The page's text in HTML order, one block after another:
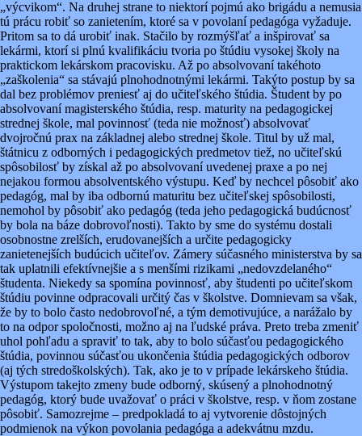
„výcvikom“. Na druhej strane to niektorí pojmú ako brigádu a nemusia
tú prácu robiť so zanietením, ktoré sa v povolaní pedagóga vyžaduje.
Pritom sa to dá urobiť inak. Stačilo by rozmýšľať a inšpirovať sa
lekármi, ktorí si plnú kvalifikáciu tvoria po štúdiu vysokej školy na
praktickom lekárskom pracovisku. Až po absolvovaní takéhoto
„zaškolenia“ sa stávajú plnohodnotnými lekármi. Takýto postup by sa
dal bez problémov preniesť aj do učiteľského štúdia. Študent by po
absolvovaní magisterského štúdia, resp. maturity na pedagogickej
strednej škole, mal povinnosť (teda nie možnosť) absolvovať
dvojročnú prax na základnej alebo strednej škole. Titul by už mal,
štátnicu z odborných i pedagogických predmetov tiež, no učiteľskú
spôsobilosť by získal až po absolvovaní uvedenej praxe a po nej
nejakou formou absolventského výstupu. Keď by nechcel pôsobiť ako
pedagóg, mal by iba odbornú maturitu bez učiteľskej spôsobilosti,
nemohol by pôsobiť ako pedagóg (teda jeho pedagogická budúcnosť
by bola na báze dobrovoľnosti). Takto by sme do systému dostali
osobnostne zrelších, erudovanejších a určite pedagogicky
zanietenejších budúcich učiteľov. Zámery súčasného ministerstva by sa
tak uplatnili efektívnejšie a s menšími rizikami „nedovzdelaného“
študenta. Niekedy sa spomína povinnosť, aby študenti po učiteľskom
štúdiu povinne odpracovali určitý čas v školstve. Domnievam sa však,
že by to bolo často nedobrovoľné, a tým demotivujúce, a narážalo by
to na odpor spoločnosti, možno aj na ľudské práva. Preto treba zmeniť
uhol pohľadu a spraviť to tak, aby to bolo súčasťou pedagogického
štúdia, povinnou súčasťou ukončenia štúdia pedagogických odborov
(aj tých stredoškolských). Tak, ako je to v prípade lekárskeho štúdia.
Výstupom takejto zmeny bude odborný, skúsený a plnohodnotný
pedagóg, ktorý bude uvažovať o práci v školstve, resp. v ňom zostane
pôsobiť. Samozrejme – predpokladá to aj vytvorenie dôstojných
podmienok na výkon povolania pedagóga a adekvátnu mzdu.